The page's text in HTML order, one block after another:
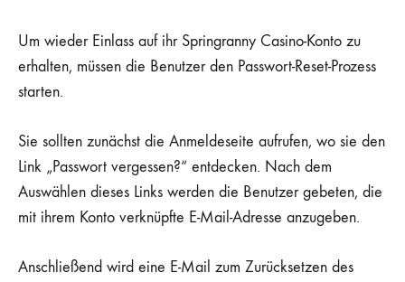
Um wieder Einlass auf ihr Springranny Casino-Konto zu
erhalten, müssen die Benutzer den Passwort-Reset-Prozess
starten.
Sie sollten zunächst die Anmeldeseite aufrufen, wo sie den
Link „Passwort vergessen?“ entdecken. Nach dem
Auswählen dieses Links werden die Benutzer gebeten, die
mit ihrem Konto verknüpfte E-Mail-Adresse anzugeben.
Anschließend wird eine E-Mail zum Zurücksetzen des